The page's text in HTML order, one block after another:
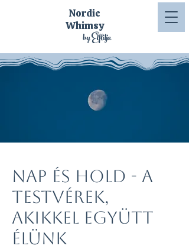
by Elflilja
Nordic
Whimsy
Nap és Hold - a
testvérek,
akikkel együtt
élünk